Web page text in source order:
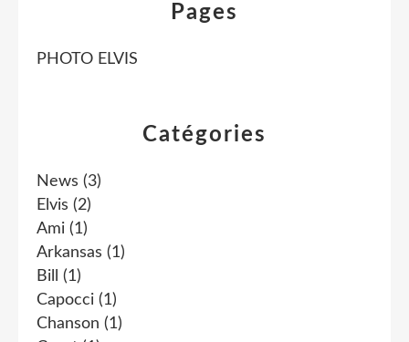
Catégories
News (3)
Elvis (2)
Ami (1)
Arkansas (1)
Bill
(1)
Capocci (1)
Chanson (1)
Pages
PHOTO ELVIS